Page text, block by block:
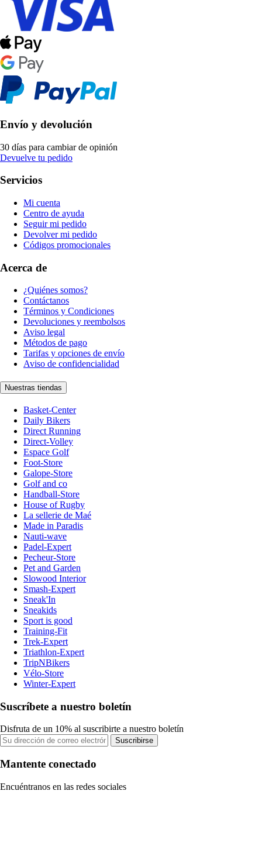
Envío y devolución
30 días para cambiar de opinión
Devuelve tu pedido
Servicios
Mi cuenta
Centro de ayuda
Seguir mi pedido
Devolver mi pedido
Códigos promocionales
Acerca de
¿Quiénes somos?
Contáctanos
Términos y Condiciones
Devoluciones y reembolsos
Aviso legal
Métodos de pago
Tarifas y opciones de envío
Aviso de confidencialidad
Nuestras tiendas
Basket-Center
Daily Bikers
Direct Running
Direct-Volley
Espace Golf
Foot-Store
Galope-Store
Golf and co
Handball-Store
House of Rugby
La sellerie de Maé
Made in Paradis
Nauti-wave
Padel-Expert
Pecheur-Store
Pet and Garden
Slowood Interior
Smash-Expert
Sneak'In
Sneakids
Sport is good
Training-Fit
Trek-Expert
Triathlon-Expert
TripNBikers
Vélo-Store
Winter-Expert
Suscríbete a nuestro boletín
Disfruta de un 10% al suscribirte a nuestro boletín
Suscribirse
Mantente conectado
Encuéntranos en las redes sociales